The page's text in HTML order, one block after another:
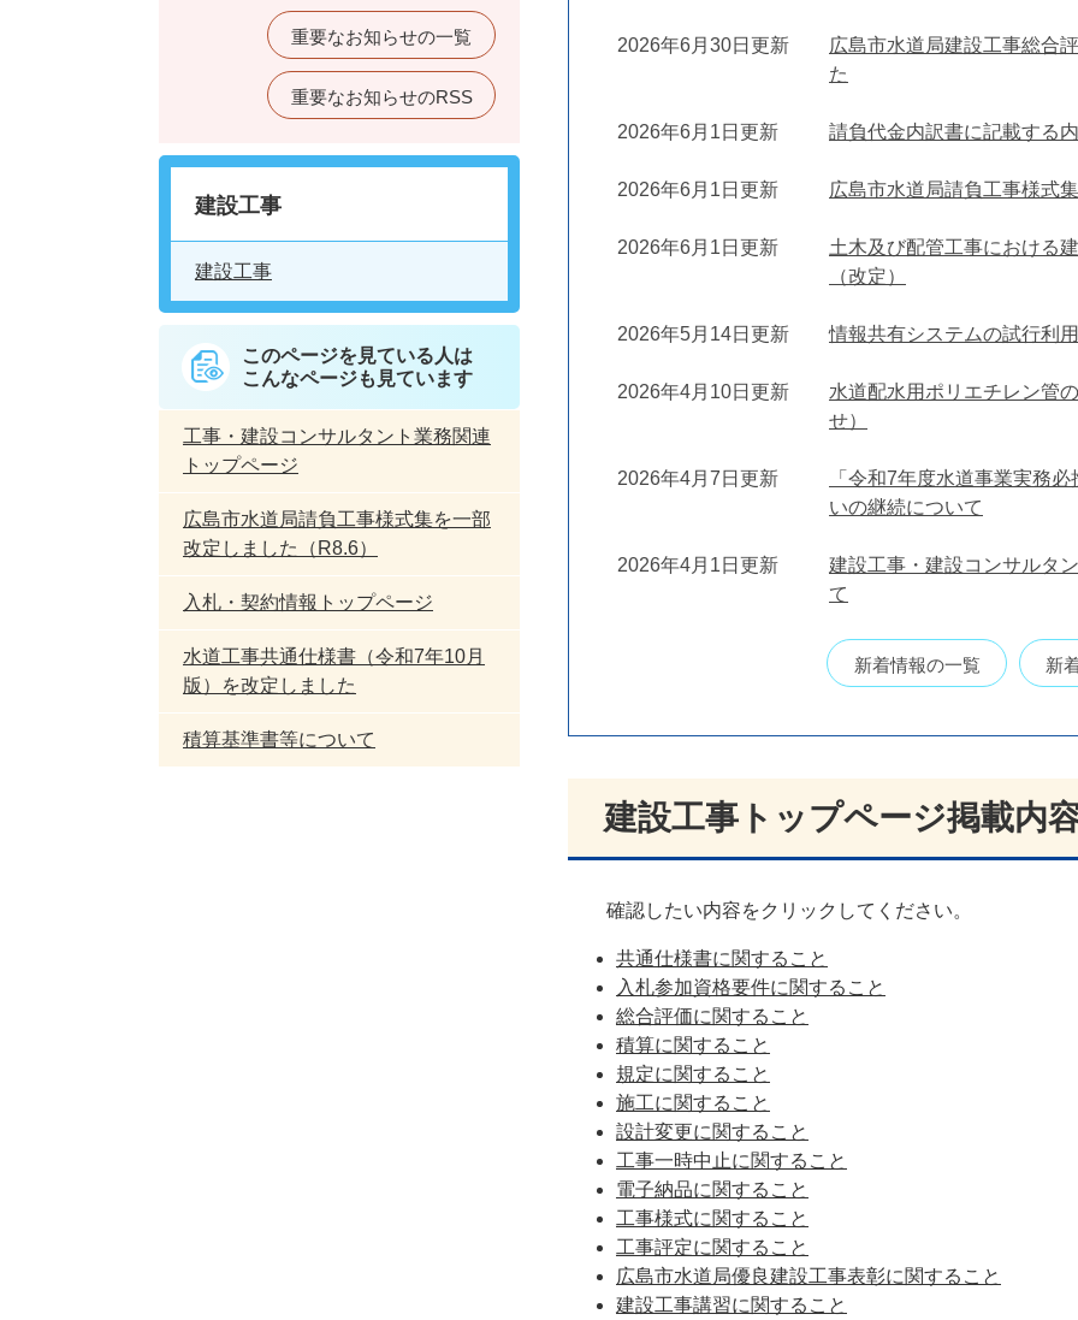
2026年6月30日更新
広島市水道局建設工事総合
た
2026年6月1日更新 請負代金内訳書に記載する
2026年6月1日更新 広島市水道局請負工事様式
2026年6月1日更新
土木及び配管工事における
（改定）
2026年5月14日更新 情報共有システムの試行利
2026年4月10日更新
水道配水用ポリエチレン管
せ）
2026年4月7日更新
「令和7年度水道事業実務
いの継続について
2026年4月1日更新
建設工事・建設コンサルタ
て
新着情報の一覧 新
建設工事トップページ掲載内
確認したい内容をクリックしてください。
共通仕様書に関すること
入札参加資格要件に関すること
総合評価に関すること
積算に関すること
規定に関すること
施工に関すること​
​設計変更に関すること
工事一時中止に関すること
電子納品に関すること
工事様式に関すること
​工事評定に関すること
広島市水道局優良建設工事表彰に関すること
建設工事講習に関すること
重要なお知らせの一覧
重要なお知らせのRSS
建設工事
建設工事
このページを見ている人は
こんなページも見ています
工事・建設コンサルタント業務関連
トップページ
広島市水道局請負工事様式集を一部
改定しました（R8.6）
入札・契約情報トップページ
水道工事共通仕様書（令和7年10月
版）を改定しました
積算基準書等について